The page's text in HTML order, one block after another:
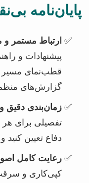
پایان‌نامه
ارتباط مستمر و
پیشنهادات و
قطب‌نمای مسیر
گزارش‌های منظم
زمان‌بندی دقیق و
تفصیلی برای هر
دفاع تعیین کنید
رعایت کامل
کپی‌کاری و